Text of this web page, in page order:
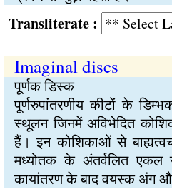
:
Imaginal discs
पूर्णक डिस्क
पूर्णरुपांतरणीय कीटों के
स्थूलन जिनमें अविभेदित
हैं। इन कोशिकाओं से
मध्योतक के अंतर्वलित
कायांतरण के बाद वयस्क अंग